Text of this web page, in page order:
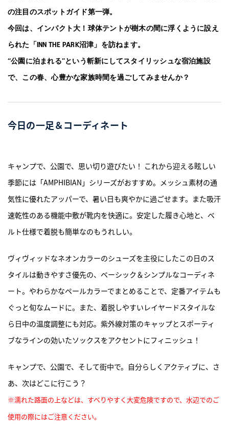
PEDALA
RUNWALK
WELLNESS WALKER
ASICS KIDS SUKU²
直営店舗
ASICS WALKING JOURNAL
with SUKU²
の注目のスポットガイド第一弾。
今回は、インパクト大！球体テントが樹木の間に浮くように設え
られた「INN THE PARK沼津」を訪ねます。
“公園に泊まれる”という斬新にしてスタイリッシュな宿泊施設
で、この春、心豊かな家族時間を過ごしてみませんか？
今日の一足＆コーディネート
キャンプで、公園で、思い切り遊びたい！ これから迎える眩しい
季節には「AMPHIBIAN」シリーズがおすすめ。メッシュ素材の通
気性に優れたアッパーで、暑い日も爽やかに過ごせます。また吸汗
速乾性のある機能中敷が靴内を快適に。安定した履き心地と、ベ
ルト仕様で着脱も簡単なのもうれしい。
ヴィヴィッドなネオンカラーのシューズを主役にしたこの日のス
タイルは動きやすさ優先の、ベーシック＆シンプルなコーディネ
ート。やわらかなペールカラーでまとめることで、定番アイテムも
ぐっと旬なムードに。また、着脱しやすいレイヤードスタイルな
ら日中の温度調整にも対応。紫外線対策のキャップとスポーティ
ブなラインの効いたソックスをアクセントにフィニッシュ！
キャンプで、公園で、そして街中で。自分らしくアクティブに、さ
あ、次はどこに行こう？
※濡れた路面の上などは、すべりやすく大変危険ですので、水辺でのご
使用の際にはご注意ください。